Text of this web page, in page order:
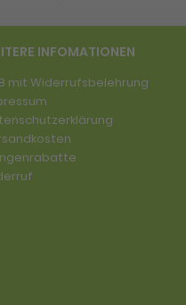
INFOMATIONEN
mit Widerrufsbelehrung